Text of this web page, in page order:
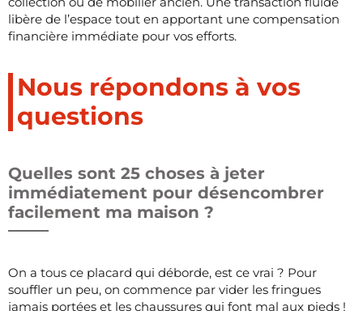
libère de l’espace tout en apportant une compensation
financière immédiate pour vos efforts.
Nous répondons à vos
questions
Quelles sont 25 choses à jeter
immédiatement pour désencombrer
facilement ma maison ?
On a tous ce placard qui déborde, est ce vrai ? Pour
souffler un peu, on commence par vider les fringues
jamais portées et les chaussures qui font mal aux pieds !